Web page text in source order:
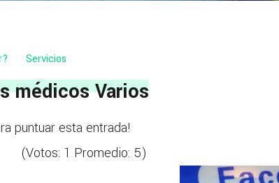
Servicios
médicos Varios
puntuar esta entrada!
(Votos: 1 Promedio: 5)